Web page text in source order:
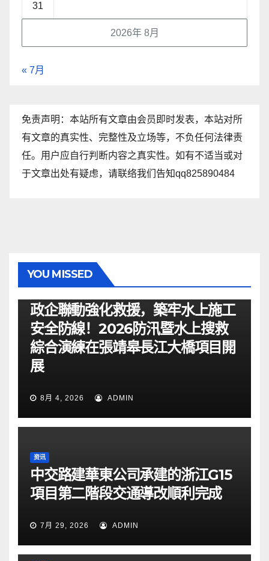
2026年 8月
31
« 7月
免责声明：本站所有文章由会员即时发表，本站对所
有文章的真实性、完整性及立场等，不负任何法律责
任。用户应自行判断内容之真实性。如有不适当或对
于文章出处有疑虑，请联络我们告知qq825890484
YOU MISSED
政企聯動強化救援，築牢水上施工
安全防線！2026防汛暨水上搜救
綜合演練在張靖皋長江大橋項目開
展
8月 4, 2026 ADMIN
资讯
中交路建華東公司承建的浙江G15
項目第二階段交通導改順利完成
7月 29, 2026 ADMIN